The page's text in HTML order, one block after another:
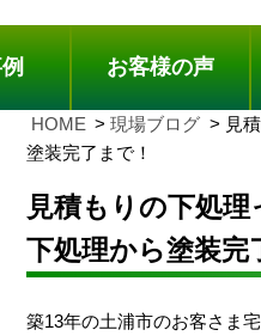
お客様の声
HOME 現場ブログ
見
塗装完了まで！
見積もりの下処
下処理から塗装完
築13年の土浦市のお客さま